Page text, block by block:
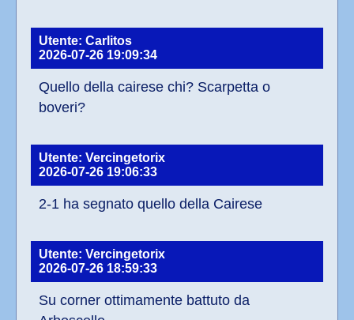
Utente: Carlitos
2026-07-26 19:09:34
Quello della cairese chi? Scarpetta o
boveri?
Utente: Vercingetorix
2026-07-26 19:06:33
2-1 ha segnato quello della Cairese
Utente: Vercingetorix
2026-07-26 18:59:33
Su corner ottimamente battuto da